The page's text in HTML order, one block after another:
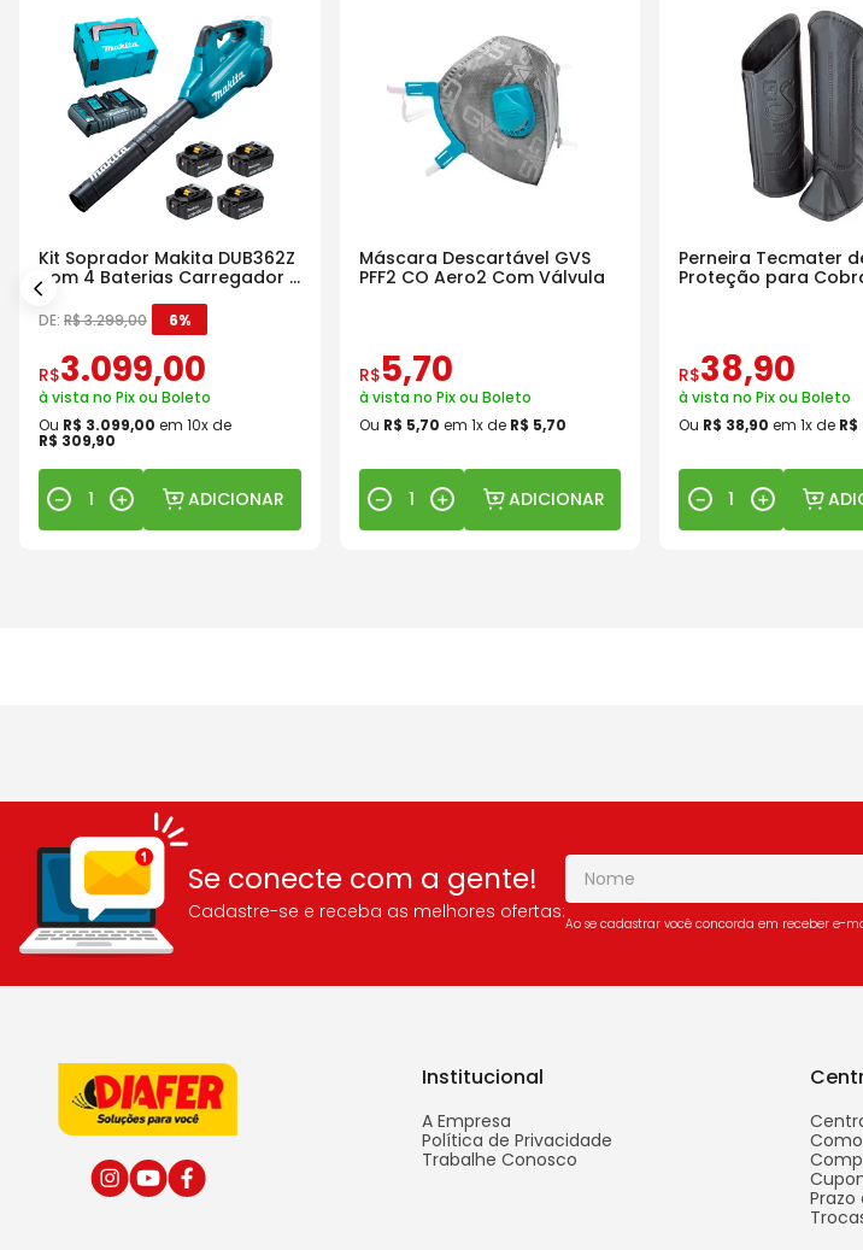
Kit Soprador Makita DUB362Z
com 4 Baterias Carregador e
Maleta
DE: R$3.299,00 6%
R$3.099,00
à vista no Pix ou Boleto
Ou R$ 3.099,00 em 10x de
R$ 309,90
＋
－ ADICIONAR
Máscara Descartável GVS
PFF2 CO Aero2 Com Válvula
R$5,70
à vista no Pix ou Boleto
Ou R$ 5,70 em 1x de R$ 5,70
＋
－ ADICIONAR
Perneira Tecmater
Proteção para
R$38,90
à vista no Pix ou Boleto
Ou R$ 38,90 em1x de R$
＋
－
Se conecte com a gente!
Cadastre-se e receba as melhores ofertas:
Ao se cadastrar você concorda em receber e-
Institucional
A Empresa
Política de Privacidade
Trabalhe Conosco
Prazo